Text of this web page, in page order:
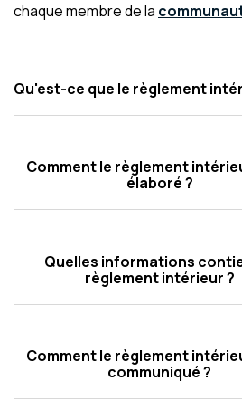
chaque membre de la
Qu'est-ce que le règlement
Comment le règlement
élaboré ?
Quelles informations
règlement intérieur ?
Comment le règlement
communiqué ?